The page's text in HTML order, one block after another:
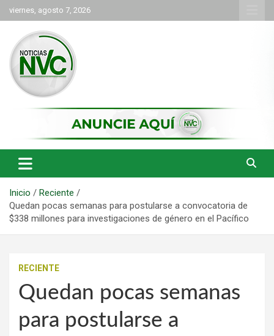
Saltar
al
contenido
viernes, agosto 7, 2026
NVC Noticias
Inicio
Reciente
Quedan pocas semanas para postularse a convocatoria de
$338 millones para investigaciones de género en el Pacífico
RECIENTE
Quedan pocas semanas
para postularse a